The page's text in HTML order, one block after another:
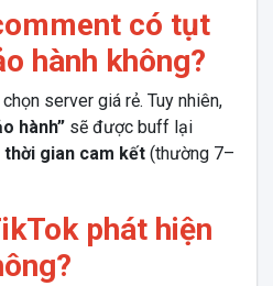
có tụt
hành không?
server giá rẻ. Tuy nhiên,
hành”sẽ được buff lại
gian cam kết(thường 7–
phát hiện